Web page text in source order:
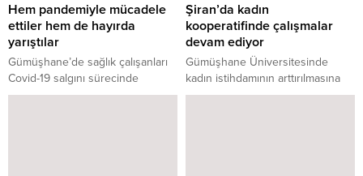
Hem pandemiyle mücadele
ettiler hem de hayırda
yarıştılar
Gümüşhane’de sağlık çalışanları
Covid-19 salgını sürecinde
fedakarca çalışmalarının yanında
Şiran’da kadın
kooperatifinde çalışmalar
devam ediyor
Gümüşhane Üniversitesinde
kadın istihdamının arttırılmasına
yönelik Aile ve Sosyal Hizmetler İl